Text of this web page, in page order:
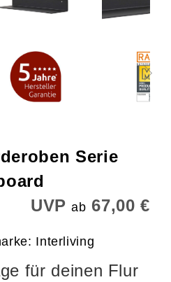
Serie
UVPab 67,00 €
Interliving
für deinen Flur